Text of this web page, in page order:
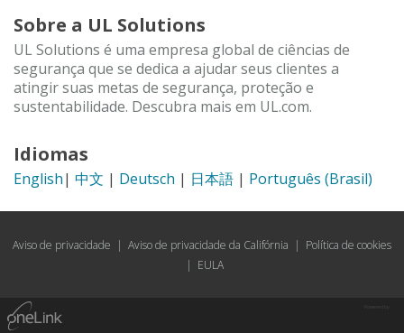
Sobre a UL Solutions
UL Solutions é uma empresa global de ciências de
segurança que se dedica a ajudar seus clientes a
atingir suas metas de segurança, proteção e
sustentabilidade. Descubra mais em UL.com.
Idiomas
English| 中文 | Deutsch | 日本語 | Português (Brasil)
Aviso de privacidade | Aviso de privacidade da Califórnia | Política de cookies
| EULA